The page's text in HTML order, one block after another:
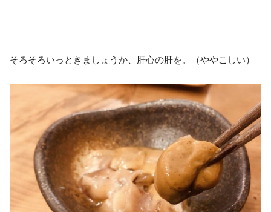
そろそろいっときましょうか、肝心の肝を。（ややこしい）